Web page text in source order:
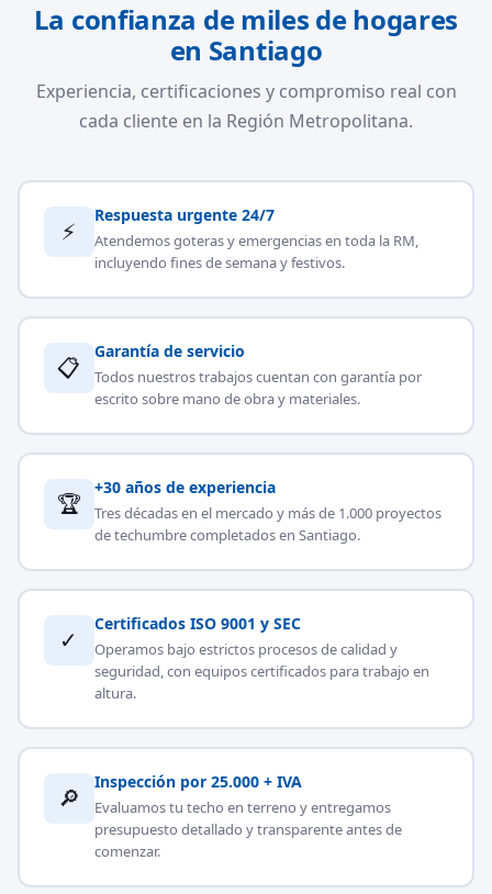
La confianza de miles de hogares
en Santiago
Experiencia, certificaciones y compromiso real con
cada cliente en la Región Metropolitana.
⚡
Respuesta urgente 24/7
Atendemos goteras y emergencias en toda la RM,
incluyendo fines de semana y festivos.
📋
Garantía de servicio
Todos nuestros trabajos cuentan con garantía por
escrito sobre mano de obra y materiales.
🏆
+30 años de experiencia
Tres décadas en el mercado y más de 1.000 proyectos
de techumbre completados en Santiago.
✓
Certificados ISO 9001 y SEC
Operamos bajo estrictos procesos de calidad y
seguridad, con equipos certificados para trabajo en
altura.
🔎
Inspección por 25.000 + IVA
Evaluamos tu techo en terreno y entregamos
presupuesto detallado y transparente antes de
comenzar.